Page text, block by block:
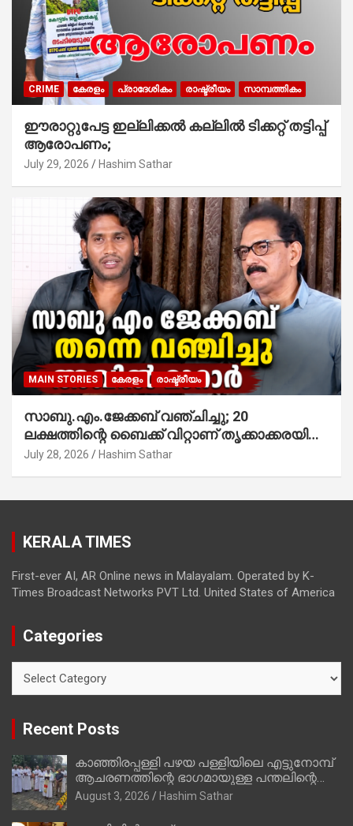
CRIME കേരളം പ്രാദേശികം രാഷ്ട്രീയം സാമ്പത്തികം
ഈരാറ്റുപേട്ട ഇല്ലിക്കൽ കല്ലിൽ ടിക്കറ്റ് തട്ടിപ്പ്
ആരോപണം;
July 29, 2026 Hashim Sathar
MAIN STORIES കേരളം രാഷ്ട്രീയം
സാബു.എം.ജേക്കബ് വഞ്ചിച്ചു; 20
ലക്ഷത്തിന്റെ ബൈക്ക് വിറ്റാണ് തൃക്കാക്കരയില്‍
മത്സരിച്ചത്! പ്രചാരണത്തിന് രണ്ടേ രണ്ടുപേര്‍
അഖില്‍ മാരാര്‍ ട്വന്റി 20 വിട്ടു
July 28, 2026 Hashim Sathar
KERALA TIMES
First-ever AI, AR Online news in Malayalam. Operated by K-
Times Broadcast Networks PVT Ltd. United States of America
Categories
Recent Posts
കാഞ്ഞിരപ്പള്ളി പഴയ പള്ളിയിലെ എട്ടുനോമ്പ്
ആചരണത്തിന്റെ ഭാഗമായുള്ള പന്തലിന്റെ
കാൽനാട്ട് കർമ്മം ആർച്ച് പ്രീസ്റ്റ് വെരി.
റവ.ഫാ. കുര്യൻ താമരശ്ശേരി നിർവഹിക്കുന്നു.
August 3, 2026 Hashim Sathar